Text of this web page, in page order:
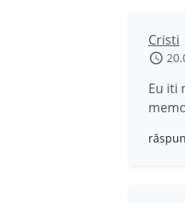
Cristi
Eu iti